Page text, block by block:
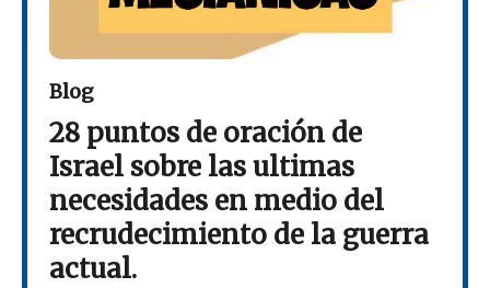
Blog
28 puntos de oración de
Israel sobre las ultimas
necesidades en medio del
recrudecimiento de la guerra
actual.